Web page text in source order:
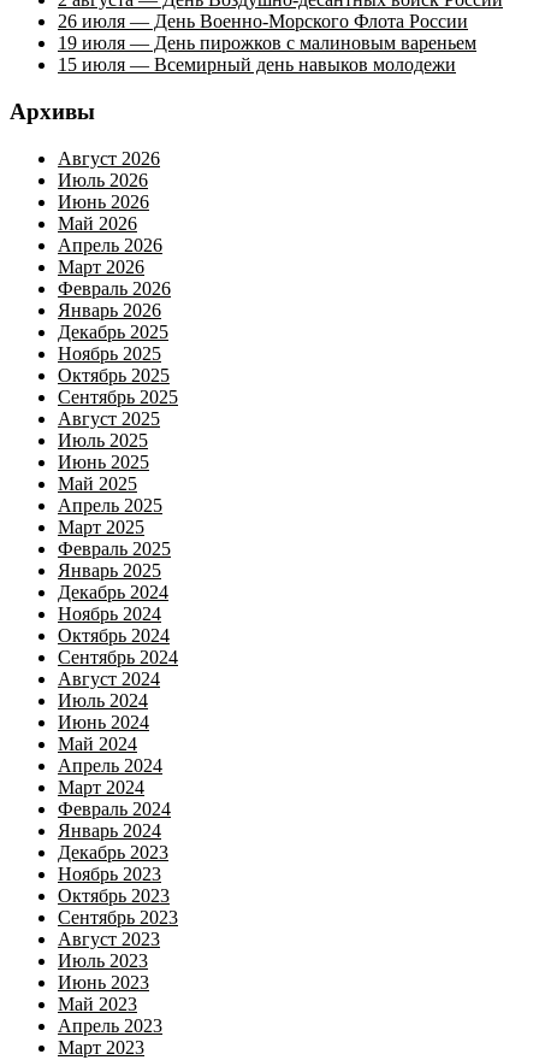
26 июля — День Военно-Морского Флота России
19 июля — День пирожков с малиновым вареньем
15 июля — Всемирный день навыков молодежи
Архивы
Август 2026
Июль 2026
Июнь 2026
Май 2026
Апрель 2026
Март 2026
Февраль 2026
Январь 2026
Декабрь 2025
Ноябрь 2025
Октябрь 2025
Сентябрь 2025
Август 2025
Июль 2025
Июнь 2025
Май 2025
Апрель 2025
Март 2025
Февраль 2025
Январь 2025
Декабрь 2024
Ноябрь 2024
Октябрь 2024
Сентябрь 2024
Август 2024
Июль 2024
Июнь 2024
Май 2024
Апрель 2024
Март 2024
Февраль 2024
Январь 2024
Декабрь 2023
Ноябрь 2023
Октябрь 2023
Сентябрь 2023
Август 2023
Июль 2023
Июнь 2023
Май 2023
Апрель 2023
Март 2023